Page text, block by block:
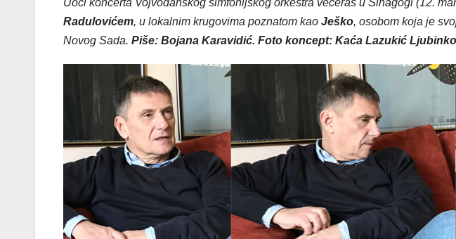
Uoči koncerta Vojvođanskog simfonijskog orkestra večeras u Sinagogi (12.
Radulovićem, u lokalnim krugovima poznatom kao Ješko, osobom koja je
Novog Sada. Piše: Bojana Karavidić. Foto koncept: Kaća Lazukić